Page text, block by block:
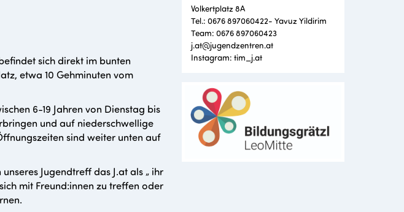
sich direkt im bunten
etwa 10 Gehminuten vom
6-19 Jahren von Dienstag bis
und auf niederschwellige
sind weiter unten auf
Jugendtreff das J.at als „ ihr
mit Freund:innen zu treffen oder
Volkertplatz 8A
Tel.: 0676 897060422- Yavuz Yildirim
Team: 0676 897060423
j.at@jugendzentren.at
Instagram: tim_j.at